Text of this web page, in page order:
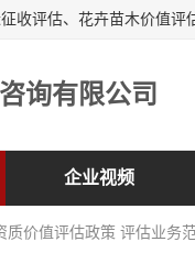
询有限公司
企业视频
质价值评估政策 评估业务